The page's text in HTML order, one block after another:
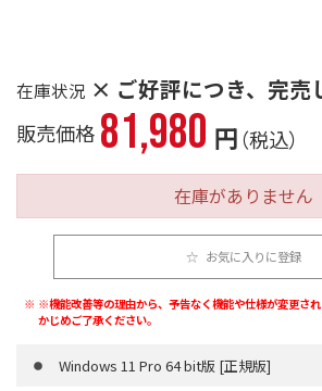
× ご好評につき、完売
販売価格 81,980 円（税込）
在庫がありません
お気に入りに登録
※機能改善等の理由から、予告なく機能や仕様が変更さ
かじめご了承ください。
Windows 11 Pro 64 bit版 [正規版]